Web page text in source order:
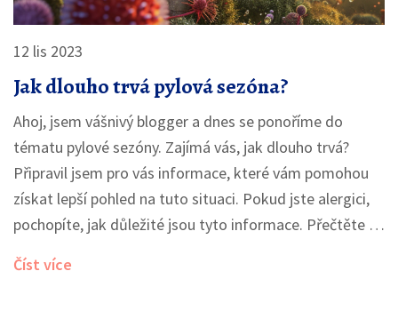
12 lis 2023
Jak dlouho trvá pylová sezóna?
Ahoj, jsem vášnivý blogger a dnes se ponoříme do
tématu pylové sezóny. Zajímá vás, jak dlouho trvá?
Připravil jsem pro vás informace, které vám pomohou
získat lepší pohled na tuto situaci. Pokud jste alergici,
pochopíte, jak důležité jsou tyto informace. Přečtěte si
Přejděme na to!
Číst více